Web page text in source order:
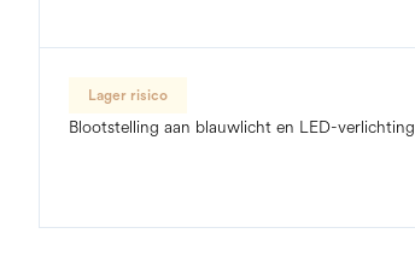
Lager risico
Blootstelling aan blauwlicht en LED-verlichting